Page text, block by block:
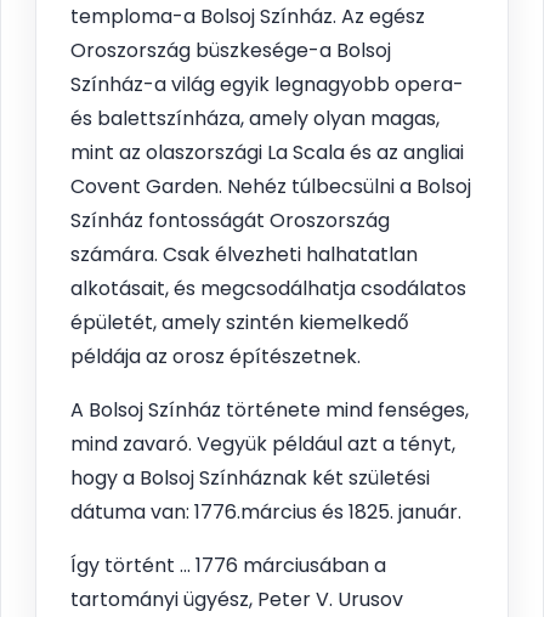
temploma-a Bolsoj Színház. Az egész
Oroszország büszkesége-a Bolsoj
Színház-a világ egyik legnagyobb opera-
és balettszínháza, amely olyan magas,
mint az olaszországi La Scala és az angliai
Covent Garden. Nehéz túlbecsülni a Bolsoj
Színház fontosságát Oroszország
számára. Csak élvezheti halhatatlan
alkotásait, és megcsodálhatja csodálatos
épületét, amely szintén kiemelkedő
példája az orosz építészetnek.
A Bolsoj Színház története mind fenséges,
mind zavaró. Vegyük például azt a tényt,
hogy a Bolsoj Színháznak két születési
dátuma van: 1776.március és 1825. január.
Így történt ... 1776 márciusában a
tartományi ügyész, Peter V. Urusov